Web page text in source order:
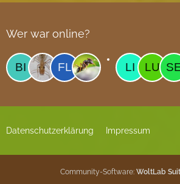
Wer war online?
Datenschutzerklärung Impressum
Community-Software: WoltLab